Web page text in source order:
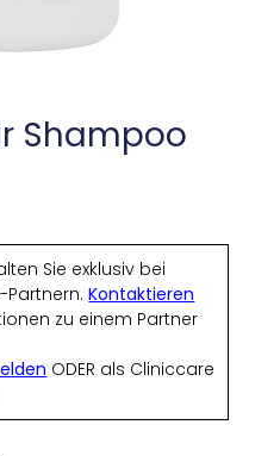
Shampoo
Sie exklusiv bei
Partnern.Kontaktieren
zu einem Partner
ODER als Cliniccare